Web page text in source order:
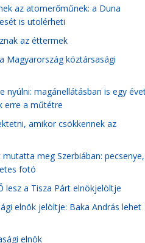
az atomerőműnek: a Duna
is utolérheti
az éttermek
Magyarország köztársasági
nyúlni: magánellátásban is egy
erre a műtétre
amikor csökkennek az
meg Szerbiában: pecsenye,
fotó
lesz a Tisza Párt elnökjelöltje
elnök jelöltje: Baka András lehet
elnök